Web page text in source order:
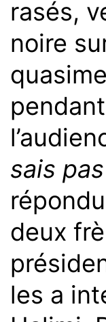
rasés,
noire
pendant
sais
deux
les a